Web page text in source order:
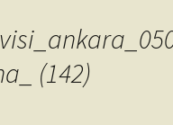
(142)